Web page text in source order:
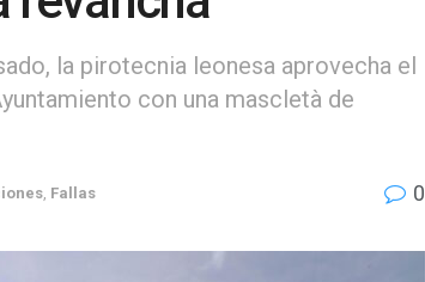
la pirotecnia leonesa aprovecha el
con una mascletà de
, Fallas 0